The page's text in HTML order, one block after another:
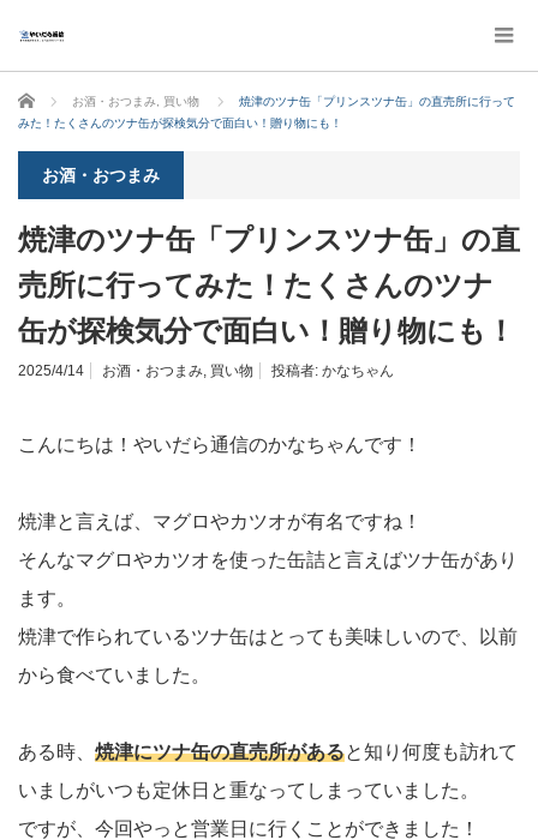
ホーム お酒・おつまみ 買い物
焼津のツナ缶「プリンスツナ缶」の直売所に行って
みた！たくさんのツナ缶が探検気分で面白い！贈り物にも！
お酒・おつまみ
焼津のツナ缶「プリンスツナ缶」の直
売所に行ってみた！たくさんのツナ
缶が探検気分で面白い！贈り物にも！
2025/4/14 お酒・おつまみ, 買い物 投稿者: かなちゃん
こんにちは！やいだら通信のかなちゃんです！
焼津と言えば、マグロやカツオが有名ですね！
そんなマグロやカツオを使った缶詰と言えばツナ缶があり
ます。
焼津で作られているツナ缶はとっても美味しいので、以前
から食べていました。
ある時、 焼津にツナ缶の直売所があると知り何度も訪れて
いましがいつも定休日と重なってしまっていました。
ですが、今回やっと営業日に行くことができました！